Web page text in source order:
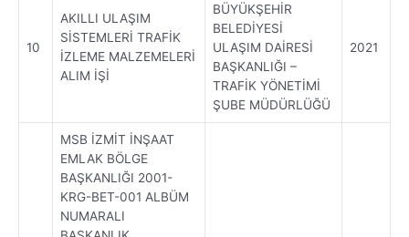
10
AKILLI ULAŞIM
SİSTEMLERİ TRAFİK
İZLEME MALZEMELERİ
ALIM İŞİ
BÜYÜKŞEHİR
BELEDİYESİ
ULAŞIM DAİRESİ
BAŞKANLIĞI –
TRAFİK YÖNETİMİ
ŞUBE MÜDÜRLÜĞÜ
2021
MSB İZMİT İNŞAAT
EMLAK BÖLGE
BAŞKANLIĞI 2001-
KRG-BET-001 ALBÜM
NUMARALI